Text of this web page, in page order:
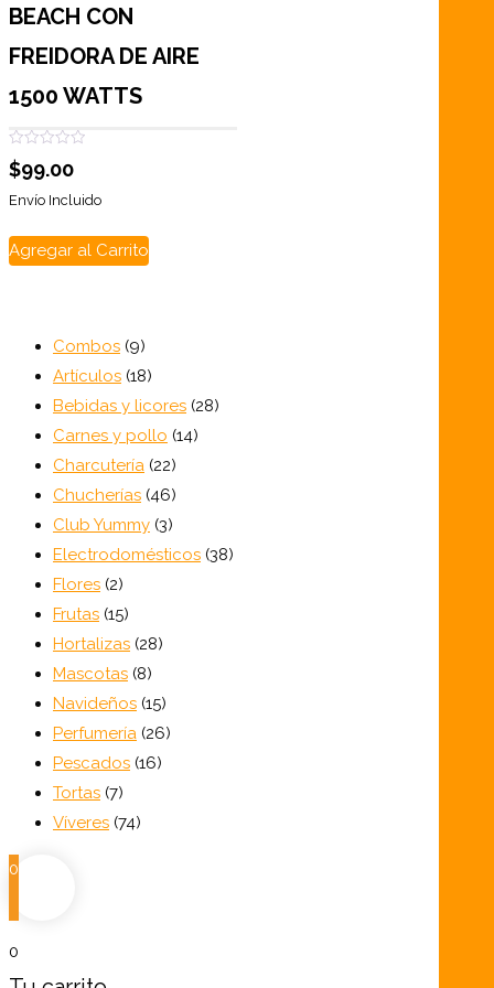
BEACH CON
FREIDORA DE AIRE
1500 WATTS
Valorado
con
de
$99.00
Envío Incluido
Agregar al Carrito
Combos 99
productos
Artículos 1818
productos
Bebidas y licores 2828
Carnes y pollo 1414
Charcutería 2222
productos
Chucherías 4646
productos
Club Yummy 33
productos
Electrodomésticos 3838
Flores 22
productos
Frutas 1515
productos
Hortalizas 2828
Mascotas 88
productos
Navideños 1515
productos
Perfumería 2626
Pescados 1616
Tortas 77
productos
Víveres 7474
0
0